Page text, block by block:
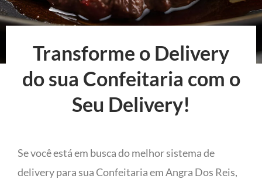
Transforme o Delivery
do sua Confeitaria com o
Seu Delivery!
Se você está em busca do melhor sistema de
delivery para sua Confeitaria em Angra Dos Reis,